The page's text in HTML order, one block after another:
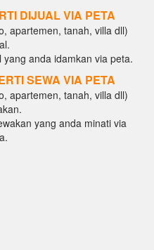
DIJUAL VIA PETA
apartemen, tanah, villa dll)
anda idamkan via peta.
SEWA VIA PETA
apartemen, tanah, villa dll)
yang anda minati via